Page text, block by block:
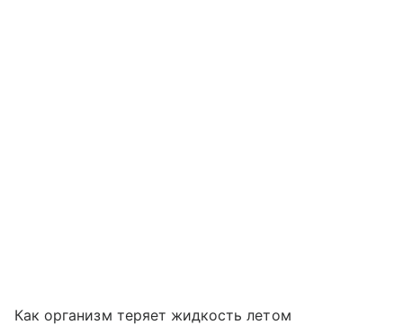
Как организм теряет жидкость летом